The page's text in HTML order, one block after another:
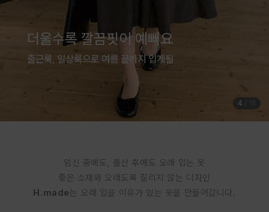
여름은 귀엽게 입는 계절
체형커버까지 완벽한 점프수트
5
임신 중에도, 출산 후에도 오래 입는 옷
좋은 소재와 오래도록 질리지 않는 디자인
H.made는 오래 입을 이유가 있는 옷을 만들어갑니다.